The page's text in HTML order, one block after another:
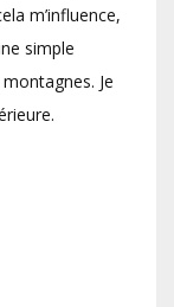
m’influence,
simple
Je